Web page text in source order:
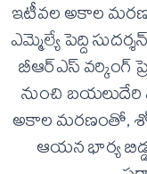
ఇటీవల అకాల
ఎమ్మెల్యే పెద్ది
బీఆర్ఎస్ వర్కింగ్
నుంచి బయలుదేరి
అకాల మరణంతో,
ఆయన భార్య